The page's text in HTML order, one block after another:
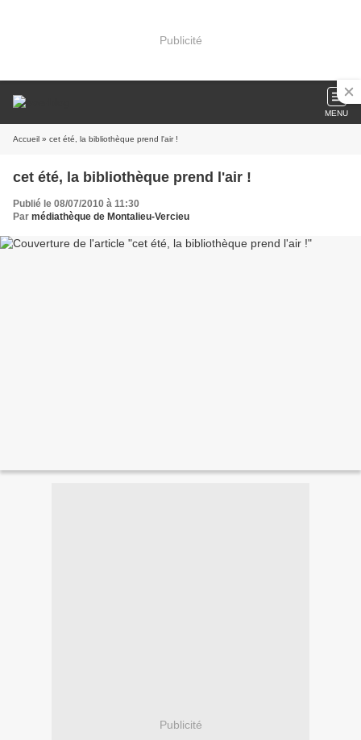
Publicité
MENU
Accueil » cet été, la bibliothèque prend l'air !
cet été, la bibliothèque prend l'air !
Publié le 08/07/2010 à 11:30
Par médiathèque de Montalieu-Vercieu
Publicité